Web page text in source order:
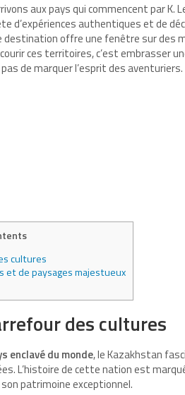
aux pays qui commencent par K.
d’expériences authentiques et de
destination offre une fenêtre sur
ces territoires, c’est embrasser
de marquer l’esprit des aventuriers.
cultures
et de paysages majestueux
des cultures
enclavé du monde, le Kazakhstan
L’histoire de cette nation est
patrimoine exceptionnel.